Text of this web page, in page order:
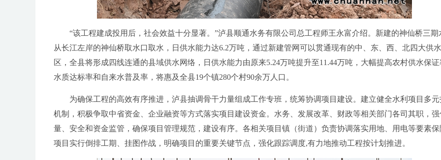
“该工程建成投用后，社会效益十分显著。”泸县顺通水务有限公司总工程师王永富介绍。新建的神仙桥三期
从长江左岸的神仙桥取水口取水，日供水能力达6.2万吨，通过新建管网可以贯通现有的中、东、西、北四大供
区，全县将形成四线连通的县域供水网络，日供水能力由原来5.24万吨提升至11.44万吨，大幅提高农村供水保
水质达标率和自来水普及率，将惠及全县19个镇280个村90余万人口。
为确保工程的高效有序推进，泸县抽调骨干力量组成工作专班，统筹协调项目建设。建立健全水利项目多元
机制，积极争取中省资金、企业融资等方式落实项目建设资金。水务、发展改革、财政等相关部门各司其职，
量、安全和资金监管，确保项目管理规范，建设有序。各相关项目镇（街道）负责协调落实用地、用电等要素
项目实行倒排工期、挂图作战，明确项目的重要关键节点，强化跟踪调度,有力地推动工程按计划推进。